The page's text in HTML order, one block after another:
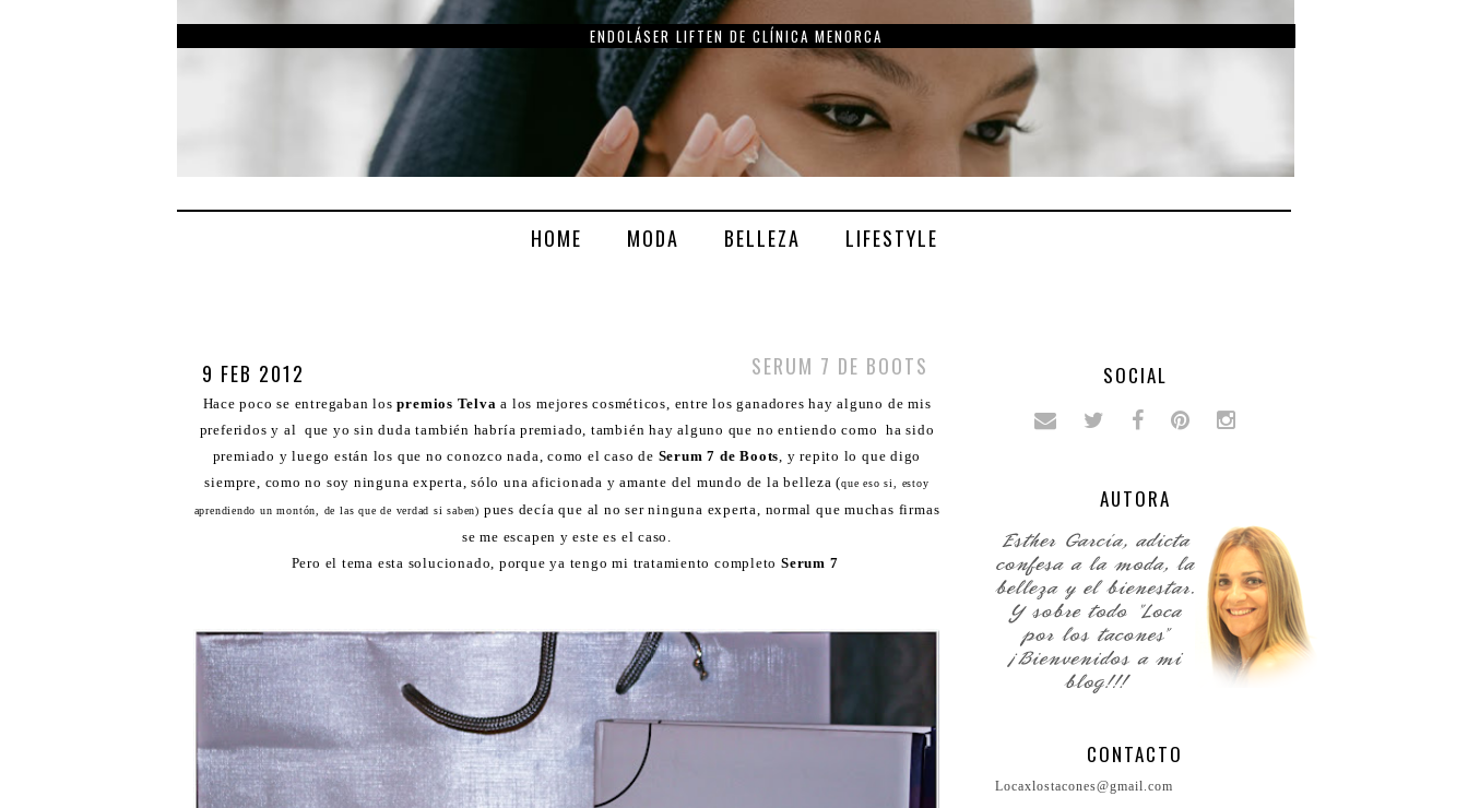
LOVE COLLECTION: AMOR A PRIMERA VISTA DE CLARINS
HOME MODA BELLEZA LIFESTYLE
9 FEB 2012 SERUM 7 DE BOOTS
Hace poco se entregaban los premios Telva a los mejores cosméticos, entre los ganadores hay alguno de mis
preferidos y al que yo sin duda también habría premiado, también hay alguno que no entiendo como ha sido
premiado y luego están los que no conozco nada, como el caso de Serum 7 de Boots , y repito lo que digo
siempre, como no soy ninguna experta, sólo una aficionada y amante del mundo de la belleza (que eso si, estoy
aprendiendo un montón, de las que de verdad si saben) pues decía que al no ser ninguna experta, normal que muchas firmas
se me escapen y este es el caso.
Pero el tema esta solucionado, porque ya tengo mi tratamiento completo Serum 7
SOCIAL
AUTORA
CONTACTO
Locaxlostacones@gmail.com